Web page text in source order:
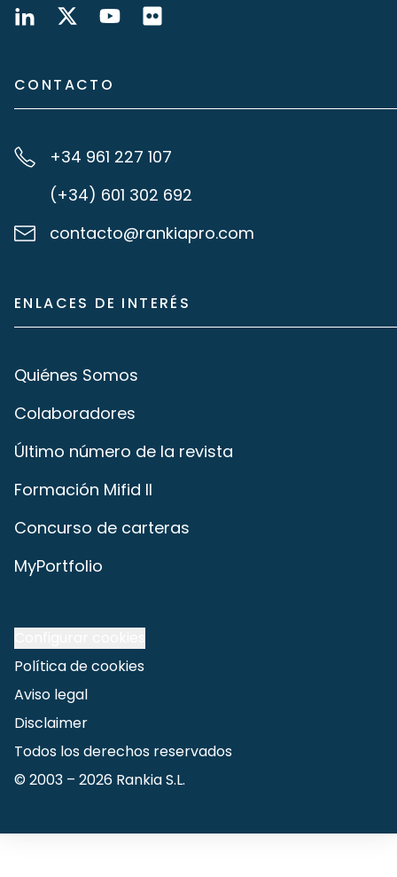
CONTACTO
+34 961 227 107
(+34) 601 302 692
contacto@rankiapro.com
ENLACES DE INTERÉS
Quiénes Somos
Colaboradores
Último número de la revista
Formación Mifid II
Concurso de carteras
MyPortfolio
Política de cookies
Aviso legal
Disclaimer
Todos los derechos reservados
© 2003 – 2026 Rankia S.L.